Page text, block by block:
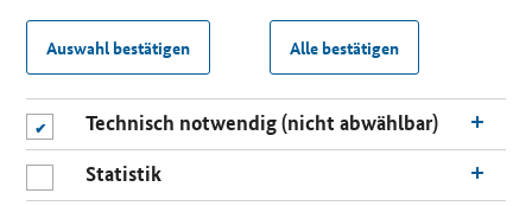
Auswahl bestätigen Alle bestätigen
Technisch notwendig (nicht abwählbar)
Statistik